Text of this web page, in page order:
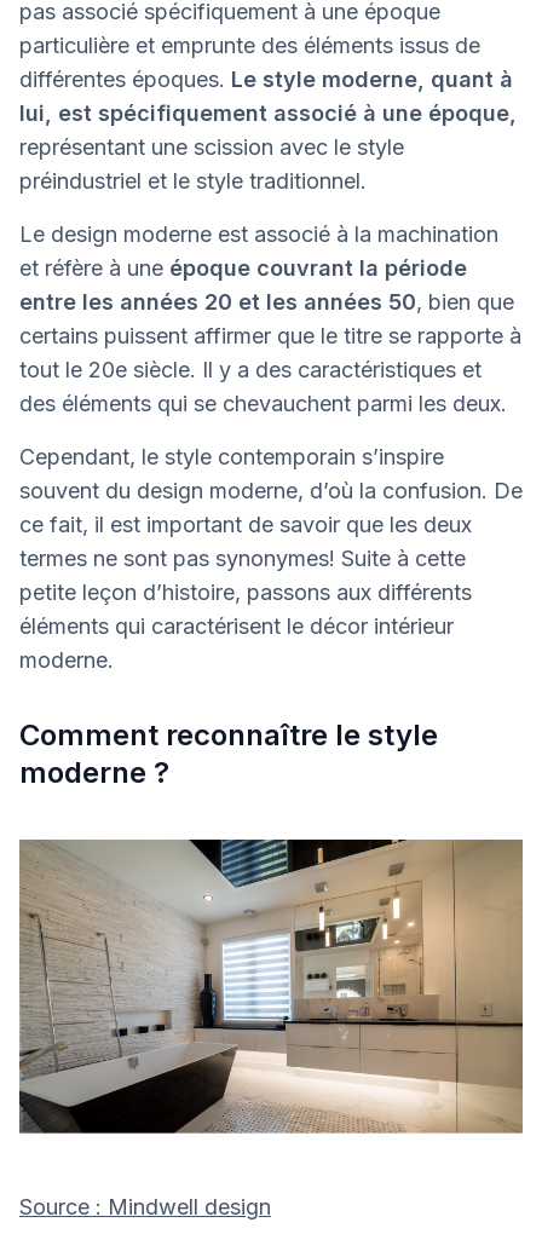
pas associé spécifiquement à une époque
particulière et emprunte des éléments issus de
différentes époques. Le style moderne, quant à
lui, est spécifiquement associé à une époque,
représentant une scission avec le style
préindustriel et le style traditionnel.
Le design moderne est associé à la machination
et réfère à une époque couvrant la période
entre les années 20 et les années 50, bien que
certains puissent affirmer que le titre se rapporte à
tout le 20e siècle. Il y a des caractéristiques et
des éléments qui se chevauchent parmi les deux.
Cependant, le style contemporain s’inspire
souvent du design moderne, d’où la confusion. De
ce fait, il est important de savoir que les deux
termes ne sont pas synonymes! Suite à cette
petite leçon d’histoire, passons aux différents
éléments qui caractérisent le décor intérieur
moderne.
Comment reconnaître le style
moderne ?
Source : Mindwell design